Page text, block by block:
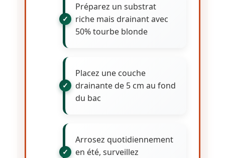
Préparez un substrat
riche mais drainant avec
50% tourbe blonde
Placez une couche
drainante de 5 cm au fond
du bac
Arrosez quotidiennement
en été, surveillez